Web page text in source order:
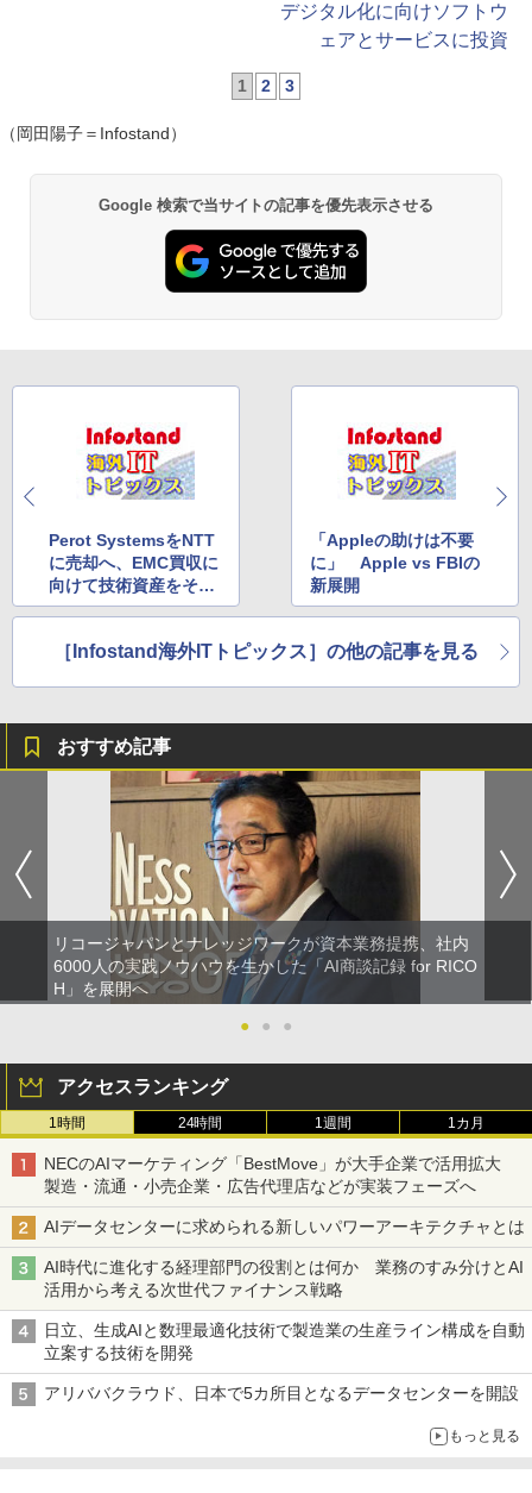
デジタル化に向けソフトウ
ェアとサービスに投資
1 2 3
（岡田陽子＝Infostand）
Google 検索で当サイトの記事を優先表示させる
Perot SystemsをNTT
に売却へ、EMC買収に
向けて技術資産をそぎ
落とすDell
「Appleの助けは不要
に」 Apple vs FBIの
新展開
［Infostand海外ITトピックス］の他の記事を見る
おすすめ記事
リコージャパンとナレッジワークが資本業務提携、社内
6000人の実践ノウハウを生かした「AI商談記録 for RICO
H」を展開へ
●
● ●
アクセスランキング
1時間 24時間 1週間 1カ月
NECのAIマーケティング「BestMove」が大手企業で活用拡大
製造・流通・小売企業・広告代理店などが実装フェーズへ
AIデータセンターに求められる新しいパワーアーキテクチャとは
AI時代に進化する経理部門の役割とは何か 業務のすみ分けとAI
活用から考える次世代ファイナンス戦略
日立、生成AIと数理最適化技術で製造業の生産ライン構成を自動
立案する技術を開発
アリババクラウド、日本で5カ所目となるデータセンターを開設
もっと見る